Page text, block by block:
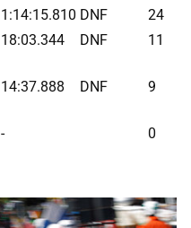
1:14:15.810 DNF
24
18:03.344 DNF 11
14:37.888 DNF 9
- 0